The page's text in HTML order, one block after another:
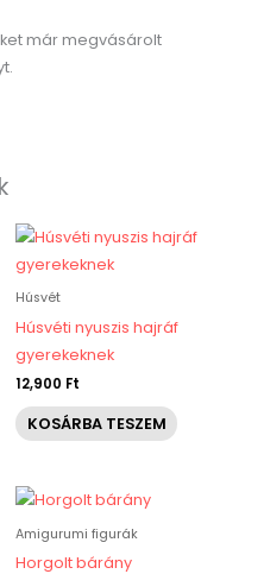
már megvásárolt
Húsvét
Húsvéti nyuszis hajráf
gyerekeknek
12,900 Ft
KOSÁRBA TESZEM
Amigurumi figurák
Horgolt bárány